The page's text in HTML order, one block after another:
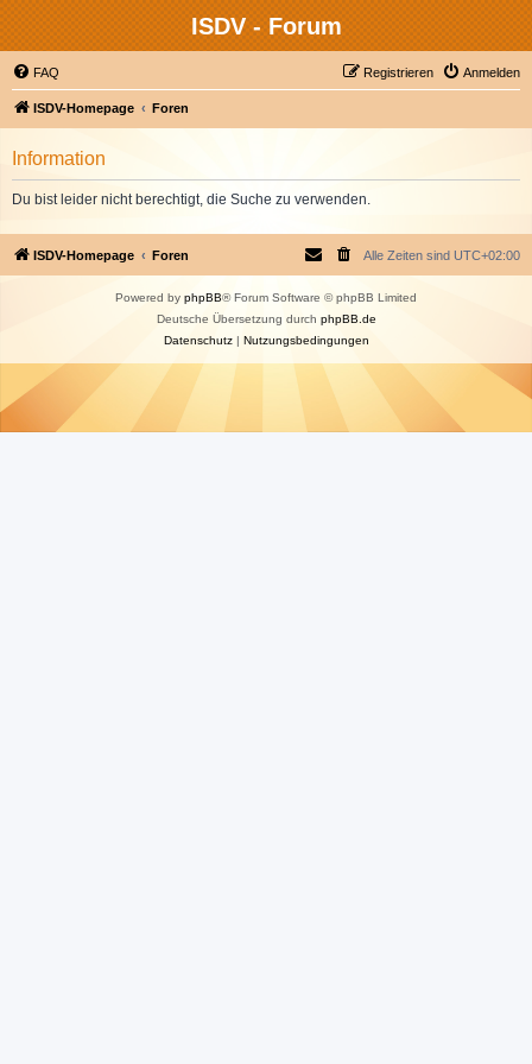
ISDV - Forum
FAQ Anmelden
Registrieren
ISDV-Homepage Foren
Information
Du bist leider nicht berechtigt, die Suche zu verwenden.
ISDV-Homepage Foren Alle Zeiten sind UTC+02:00
Powered by phpBB® Forum Software © phpBB Limited
Deutsche Übersetzung durch phpBB.de
Datenschutz| Nutzungsbedingungen